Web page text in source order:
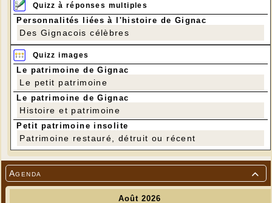

Agenda
Quizz à réponses multiples
Personnalités liées à l'histoire de Gignac
Des Gignacois célèbres
Quizz images
Le patrimoine de Gignac
Le petit patrimoine
Le patrimoine de Gignac
Histoire et patrimoine
Petit patrimoine insolite
Patrimoine restauré, détruit ou récent